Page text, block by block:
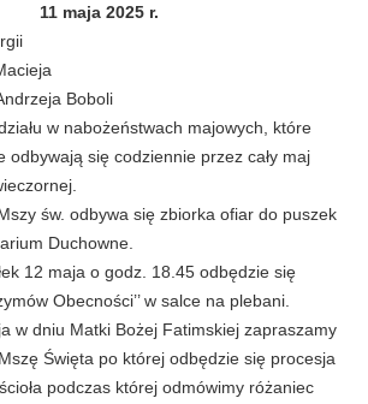
11 maja 2025 r.
Boboli
w nabożeństwach majowych, które
odbywają się codziennie przez cały maj
św. odbywa się zbiorka ofiar do puszek
Duchowne.
12 maja o godz. 18.45 odbędzie się
Obecności’’ w salce na plebani.
w dniu Matki Bożej Fatimskiej zapraszamy
Święta po której odbędzie się procesja
podczas której odmówimy różaniec